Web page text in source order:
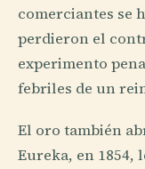
comerciantes se
perdieron el
experimento
febriles de un
El oro también
Eureka, en 1854,